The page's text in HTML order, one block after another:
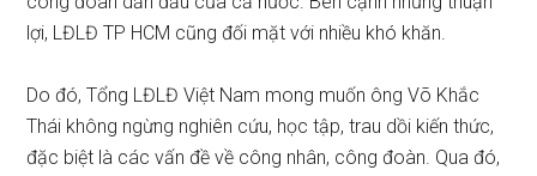
lợi, LĐLĐ TP HCM cũng đối mặt với nhiều khó khăn.
Do đó, Tổng LĐLĐ Việt Nam mong muốn ông Võ Khắc
Thái không ngừng nghiên cứu, học tập, trau dồi kiến thức,
đặc biệt là các vấn đề về công nhân, công đoàn. Qua đó,